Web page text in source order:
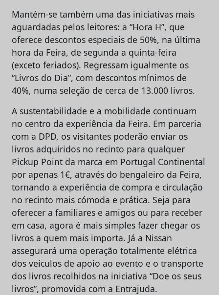
Mantém-se também uma das iniciativas mais
aguardadas pelos leitores: a “Hora H”, que
oferece descontos especiais de 50%, na última
hora da Feira, de segunda a quinta-feira
(exceto feriados). Regressam igualmente os
“Livros do Dia”, com descontos mínimos de
40%, numa seleção de cerca de 13.000 livros.
A sustentabilidade e a mobilidade continuam
no centro da experiência da Feira. Em parceria
com a DPD, os visitantes poderão enviar os
livros adquiridos no recinto para qualquer
Pickup Point da marca em Portugal Continental
por apenas 1€, através do bengaleiro da Feira,
tornando a experiência de compra e circulação
no recinto mais cómoda e prática. Seja para
oferecer a familiares e amigos ou para receber
em casa, agora é mais simples fazer chegar os
livros a quem mais importa. Já a Nissan
assegurará uma operação totalmente elétrica
dos veículos de apoio ao evento e o transporte
dos livros recolhidos na iniciativa “Doe os seus
livros”, promovida com a Entrajuda.